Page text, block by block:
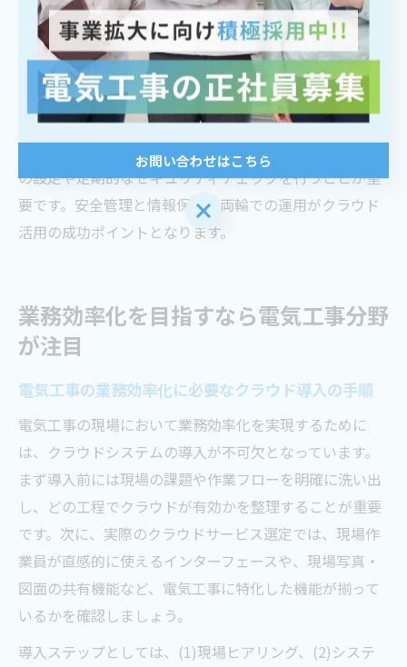
ラウドに保存することで、全員が最新の安全情報を常に
確認できます。また、過去の事故・トラブル事例をデー
タベース化しておくことで、再発防止や教育資料として
活用できます。
一方で、情報管理を徹底しないと、個人情報や機密情報
の漏洩リスクも考えられます。そのため、アクセス権限
の設定や定期的なセキュリティチェックを行うことが重
要です。安全管理と情報保護、両輪での運用がクラウド
活用の成功ポイントとなります。
業務効率化を目指すなら電気工事分野
が注目
電気工事の業務効率化に必要なクラウド導入の手順
電気工事の現場において業務効率化を実現するために
は、クラウドシステムの導入が不可欠となっています。
まず導入前には現場の課題や作業フローを明確に洗い出
し、どの工程でクラウドが有効かを整理することが重要
です。次に、実際のクラウドサービス選定では、現場作
業員が直感的に使えるインターフェースや、現場写真・
図面の共有機能など、電気工事に特化した機能が揃って
いるかを確認しましょう。
導入ステップとしては、(1)現場ヒアリング、(2)システ
お問い合わせはこちら
お問い合わせはこちら